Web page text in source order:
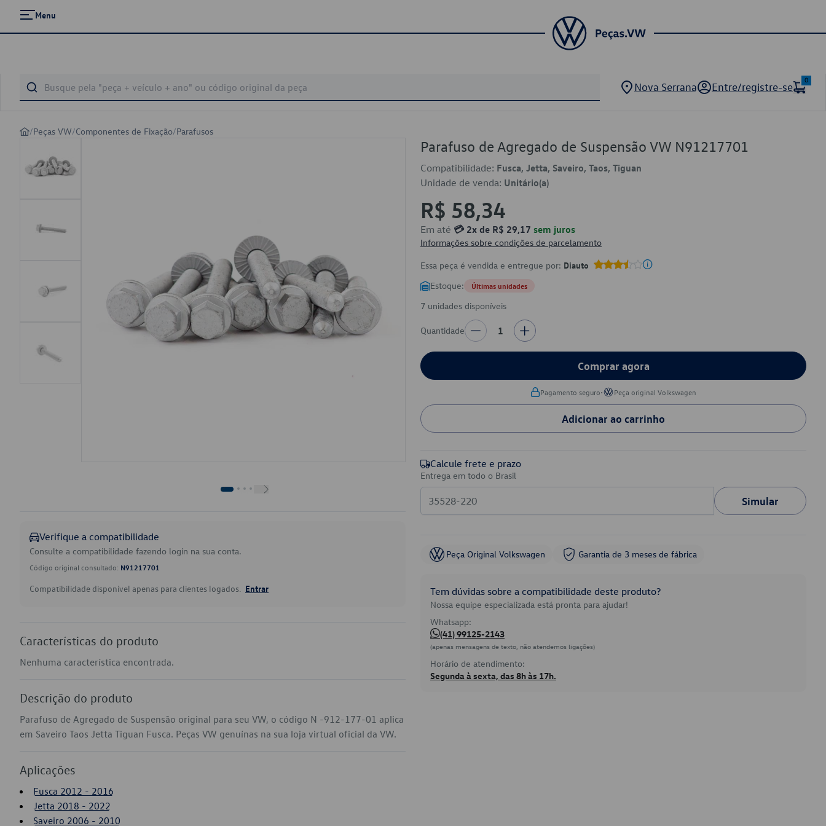
Menu
Nova Serrana Entre/registre-se
0
/Peças VW/Componentes de Fixação/Parafusos
Verifique a compatibilidade
Consulte a compatibilidade fazendo login na sua conta.
Código original consultado: N91217701
Compatibilidade disponível apenas para clientes logados. Entrar
Características do produto
Nenhuma característica encontrada.
Descrição do produto
Parafuso de Agregado de Suspensão original para seu VW, o código N -912-177-01 aplica
em Saveiro Taos Jetta Tiguan Fusca. Peças VW genuínas na sua loja virtual oficial da VW.
Aplicações
Fusca 2012 - 2016
Jetta 2018 - 2022
Saveiro 2006 - 2010
Parafuso de Agregado de Suspensão VW N91217701
Compatibilidade: Fusca, Jetta, Saveiro, Taos, Tiguan
Unidade de venda: Unitário(a)
R$ 58,34
Em até 💳 2x de R$ 29,17 sem juros
Informações sobre condições de parcelamento
Essa peça é vendida e entregue por: Diauto
Estoque: Últimas unidades
7 unidades disponíveis
Quantidade 1
Comprar agora
Pagamento seguro• Peça original Volkswagen
Adicionar ao carrinho
Calcule frete e prazo
Entrega em todo o Brasil
Simular
Peça Original Volkswagen Garantia de 3 meses de fábrica
Tem dúvidas sobre a compatibilidade deste produto?
Nossa equipe especializada está pronta para ajudar!
Whatsapp:
(41) 99125-2143
(apenas mensagens de texto, não atendemos ligações)
Horário de atendimento:
Segunda à sexta, das 8h às 17h.